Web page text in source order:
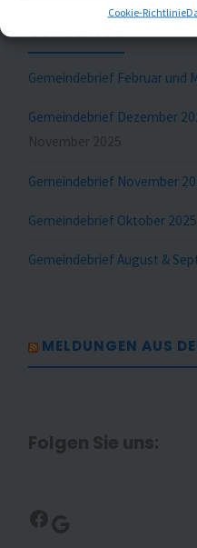
Cookie-Richtlinie
GUMBERTUS
Gemeindebrief Februar und
Gemeindebrief Dezember
November 2025
Gemeindebrief November
Gemeindebrief Oktober 2025
Gemeindebrief August &
MELDUNGEN AUS
Folgen Sie uns:
Facebook
Google